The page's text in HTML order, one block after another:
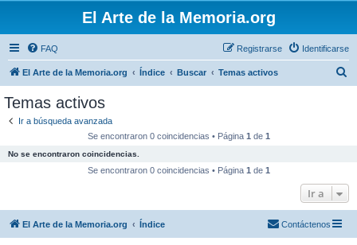
El Arte de la Memoria.org
FAQ Identificarse
Registrarse
El Arte de la Memoria.org Índice Buscar Temas activos
Temas activos
Ir a búsqueda avanzada
Se encontraron 0 coincidencias • Página 1 de 1
No se encontraron coincidencias.
Se encontraron 0 coincidencias • Página 1 de 1
Ir a
El Arte de la Memoria.org Índice Contáctenos